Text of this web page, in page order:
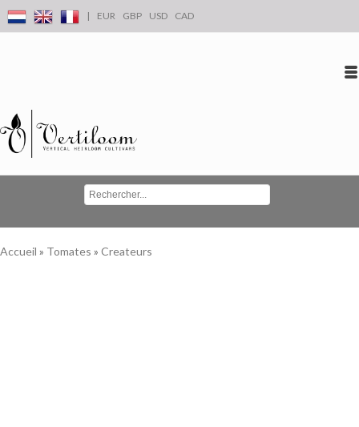
| EUR GBP USD CAD
Accueil » Tomates » Createurs